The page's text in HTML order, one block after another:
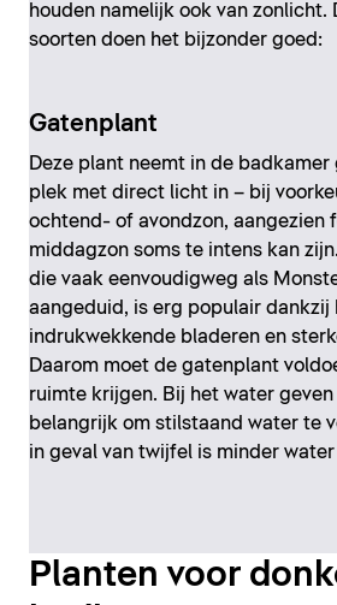
houden namelijk ook van zonlicht.
soorten doen het bijzonder goed:
Gatenplant
Deze plant neemt in de badkamer
plek met direct licht in – bij
ochtend- of avondzon, aangezien
middagzon soms te intens kan
die vaak eenvoudigweg als
aangeduid, is erg populair dankzij
indrukwekkende bladeren en
Daarom moet de gatenplant
ruimte krijgen. Bij het water geven
belangrijk om stilstaand water te
in geval van twijfel is minder
Planten voor